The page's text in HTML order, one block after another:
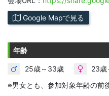
Google Mapで見る
年齢
25歳～33歳
23歳
※男女とも、参加対象年齢の前